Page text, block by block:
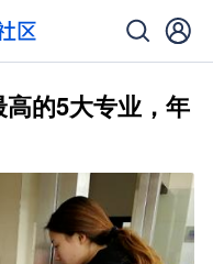
的5大专业，年